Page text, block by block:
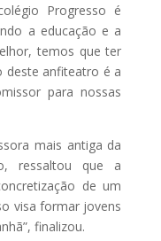
Progresso é
a educação e a
temos que ter
deste anfiteatro é a
para nossas
mais antiga da
ressaltou que a
de um
visa formar jovens
finalizou.